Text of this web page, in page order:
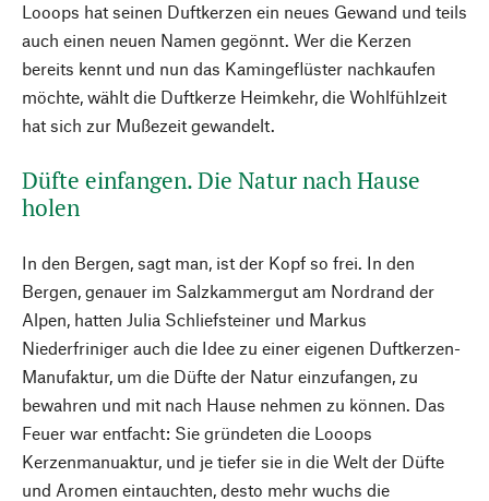
Looops hat seinen Duftkerzen ein neues Gewand und teils
auch einen neuen Namen gegönnt. Wer die Kerzen
bereits kennt und nun das Kamingeflüster nachkaufen
möchte, wählt die Duftkerze Heimkehr, die Wohlfühlzeit
hat sich zur Mußezeit gewandelt.
Düfte einfangen. Die Natur nach Hause
holen
In den Bergen, sagt man, ist der Kopf so frei. In den
Bergen, genauer im Salzkammergut am Nordrand der
Alpen, hatten Julia Schliefsteiner und Markus
Niederfriniger auch die Idee zu einer eigenen Duftkerzen-
Manufaktur, um die Düfte der Natur einzufangen, zu
bewahren und mit nach Hause nehmen zu können. Das
Feuer war entfacht: Sie gründeten die Looops
Kerzenmanuaktur, und je tiefer sie in die Welt der Düfte
und Aromen eintauchten, desto mehr wuchs die